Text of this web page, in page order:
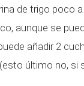
de trigo poco
aunque se
añadir 2
último no, si